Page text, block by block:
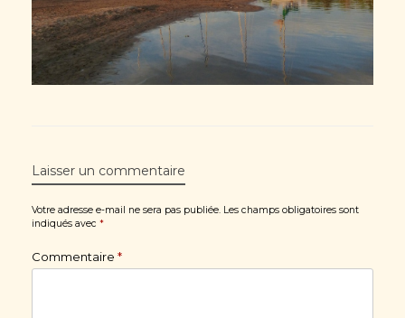
Laisser un commentaire
Votre adresse e-mail ne sera pas publiée. Les champs obligatoires sont
indiqués avec *
Commentaire *